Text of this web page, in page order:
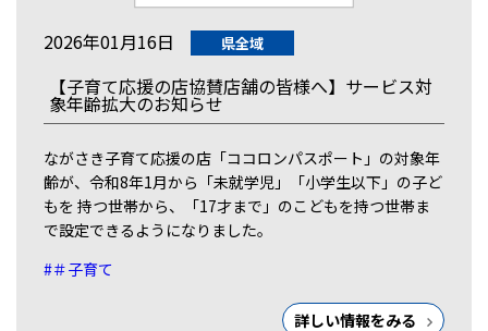
2026年01月16日 県全域
【子育て応援の店協賛店舗の皆様へ】サービス対
象年齢拡大のお知らせ
ながさき子育て応援の店「ココロンパスポート」の対象年
齢が、令和8年1月から「未就学児」「小学生以下」の子ど
もを 持つ世帯から、「17才まで」のこどもを持つ世帯ま
で設定できるようになりました。
#＃子育て
詳しい情報をみる